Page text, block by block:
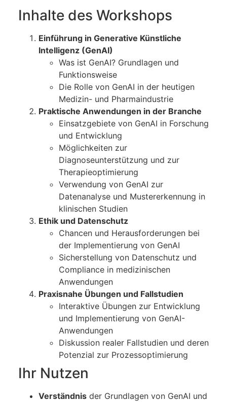
Inhalte des Workshops
Einführung in Generative Künstliche
Intelligenz (GenAI)
Was ist GenAI? Grundlagen und
Funktionsweise
Die Rolle von GenAI in der heutigen
Medizin- und Pharmaindustrie
Praktische Anwendungen in der Branche
Einsatzgebiete von GenAI in Forschung
und Entwicklung
Möglichkeiten zur
Diagnoseunterstützung und zur
Therapieoptimierung
Verwendung von GenAI zur
Datenanalyse und Mustererkennung in
klinischen Studien
Ethik und Datenschutz
Chancen und Herausforderungen bei
der Implementierung von GenAI
Sicherstellung von Datenschutz und
Compliance in medizinischen
Anwendungen
Praxisnahe Übungen und Fallstudien
Interaktive Übungen zur Entwicklung
und Implementierung von GenAI-
Anwendungen
Diskussion realer Fallstudien und deren
Potenzial zur Prozessoptimierung
Ihr Nutzen
Verständnis der Grundlagen von GenAI und